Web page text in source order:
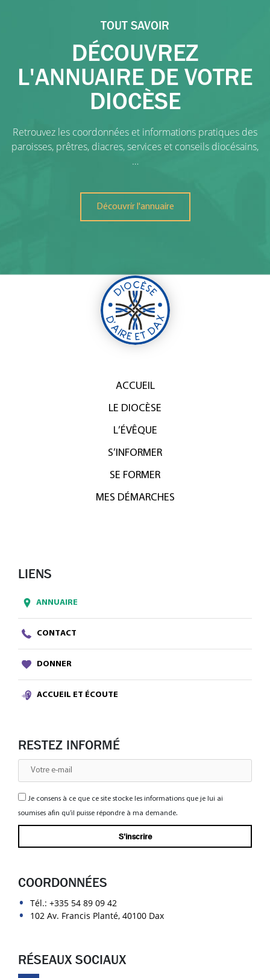
TOUT SAVOIR
DÉCOUVREZ
L'ANNUAIRE DE VOTRE
DIOCÈSE
Retrouvez les coordonnées et informations pratiques des
paroisses, prêtres, diacres, services et conseils diocésains,
…
Découvrir l'annuaire
ACCUEIL
LE DIOCÈSE
L’ÉVÊQUE
S’INFORMER
SE FORMER
MES DÉMARCHES
LIENS
ANNUAIRE
CONTACT
DONNER
ACCUEIL ET ÉCOUTE
RESTEZ INFORMÉ
Je consens à ce que ce site stocke les informations que je lui ai
soumises afin qu’il puisse répondre à ma demande.
COORDONNÉES
Tél.: +335 54 89 09 42
102 Av. Francis Planté, 40100 Dax
RÉSEAUX SOCIAUX